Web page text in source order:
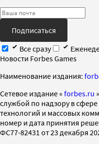
Подписаться
Все сразу
Новости Forbes Games
Наименование издания:
Cетевое издание « forbes.ru
службой по надзору в
технологий и массовых
номер и дата принятия
ФС77-82431 от 23 декабря